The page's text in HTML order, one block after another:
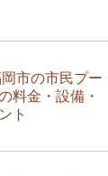
岡市の市民プー
料金・設備・
ト